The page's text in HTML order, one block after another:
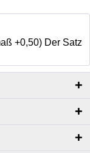
+0,50) Der Satz